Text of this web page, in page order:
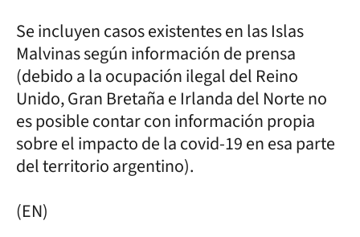
Se incluyen casos existentes en las Islas
Malvinas según información de prensa
(debido a la ocupación ilegal del Reino
Unido, Gran Bretaña e Irlanda del Norte no
es posible contar con información propia
sobre el impacto de la covid-19 en esa parte
del territorio argentino).
(EN)